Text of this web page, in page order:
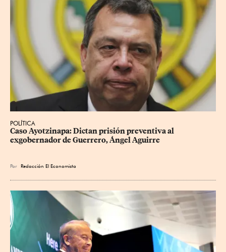
POLÍTICA
Caso Ayotzinapa: Dictan prisión preventiva al
exgobernador de Guerrero, Ángel Aguirre
Por Redacción El Economista